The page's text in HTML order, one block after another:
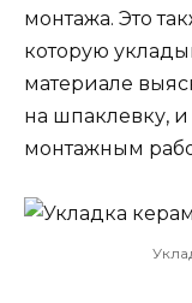
монтажа. Это
которую
материале
на шпаклевку, и
монтажным